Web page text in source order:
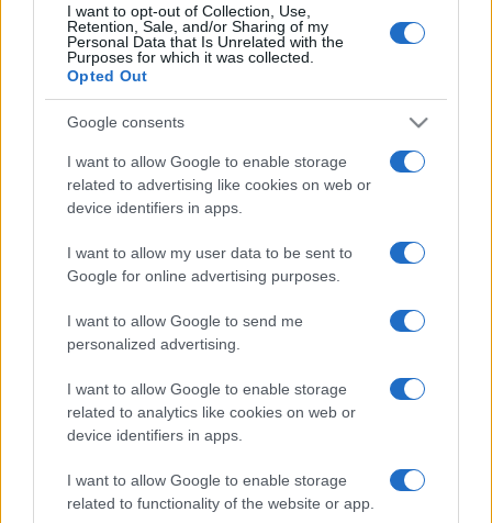
I want to opt-out of Collection, Use,
Retention, Sale, and/or Sharing of my
Personal Data that Is Unrelated with the
Purposes for which it was collected.
Opted Out
Google consents
I want to allow Google to enable storage
related to advertising like cookies on web or
device identifiers in apps.
I want to allow my user data to be sent to
Google for online advertising purposes.
I want to allow Google to send me
personalized advertising.
I want to allow Google to enable storage
related to analytics like cookies on web or
device identifiers in apps.
I want to allow Google to enable storage
related to functionality of the website or app.
Pushkin lo accompagna da sempre: “Dove non arriva
la spada della legge, là giunge la frusta della satira”.
Due Europe, due modelli:
perché lo scontro Meloni-
Sanchez va oltre Ceuta
La crisi sui confini diventa politica: sicurezza e
deterrenza contro la linea progressista di Madrid
Massimo Balsamo
8 Agosto 2026, 8:00